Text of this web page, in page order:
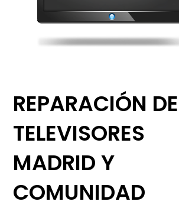
REPARACIÓN DE
TELEVISORES
MADRID Y
COMUNIDAD